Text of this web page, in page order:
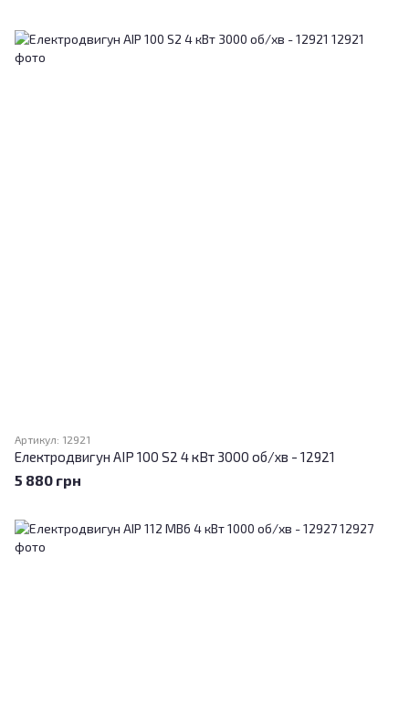
Артикул: 12921
Електродвигун АІР 100 S2 4 кВт 3000 об/хв - 12921
5 880 грн